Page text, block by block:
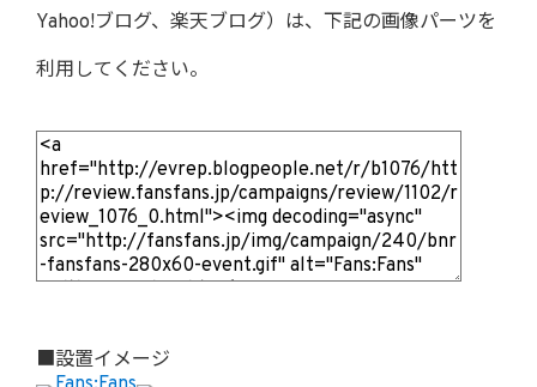
Yahoo!ブログ、楽天ブログ）は、下記の画像パーツを
利用してください。
■設置イメージ